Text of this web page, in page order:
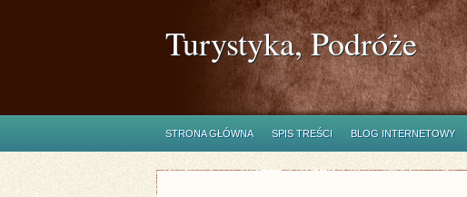
Turystyka, Podróże
STRONA GŁÓWNA SPIS TREŚCI BLOG INTERNETOWY